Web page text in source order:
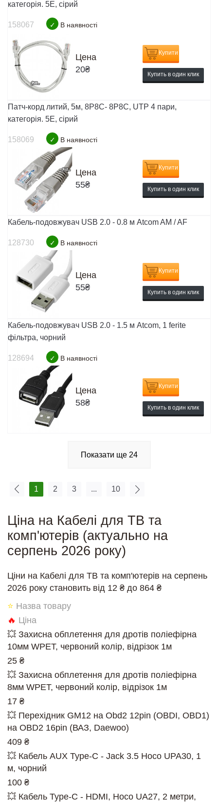
категорія. 5E, сірий
158067 ✓ В наявності
Цена
20₴
Купити
Купить в один клик
Патч-корд литий, 5м, 8Р8С- 8Р8С, UTP 4 пари,
категорія. 5E, сірий
158069 ✓ В наявності
Цена
55₴
Купити
Купить в один клик
Кабель-подовжувач USB 2.0 - 0.8 м Atcom AM / AF
128730 ✓ В наявності
Цена
55₴
Купити
Купить в один клик
Кабель-подовжувач USB 2.0 - 1.5 м Atcom, 1 ferite
фільтра, чорний
128694 ✓ В наявності
Цена
58₴
Купити
Купить в один клик
Показати ще 24
1 2 3 ... 10
Ціна на Кабелі для ТВ та
комп'ютерів (актуально на
серпень 2026 року)
Ціни на Кабелі для ТВ та комп'ютерів на серпень
2026 року становить від 12 ₴ до 864 ₴
⭐ Назва товару
🔥 Ціна
💥 Захисна обплетення для дротів поліефірна
10мм WPET, червоний колір, відрізок 1м
25 ₴
💥 Захисна обплетення для дротів поліефірна
8мм WPET, червоний колір, відрізок 1м
17 ₴
💥 Перехідник GM12 на Obd2 12pin (OBDI, OBD1)
на OBD2 16pin (ВАЗ, Daewoo)
409 ₴
💥 Кабель AUX Type-C - Jack 3.5 Hoco UPA30, 1
м, чорний
100 ₴
💥 Кабель Type-C - HDMI, Hoco UA27, 2 метри,